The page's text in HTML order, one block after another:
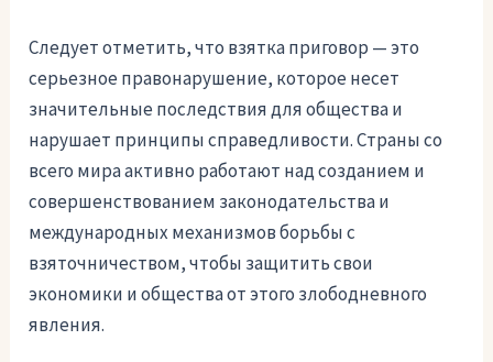
Следует отметить, что взятка приговор — это
серьезное правонарушение, которое несет
значительные последствия для общества и
нарушает принципы справедливости. Страны со
всего мира активно работают над созданием и
совершенствованием законодательства и
международных механизмов борьбы с
взяточничеством, чтобы защитить свои
экономики и общества от этого злободневного
явления.